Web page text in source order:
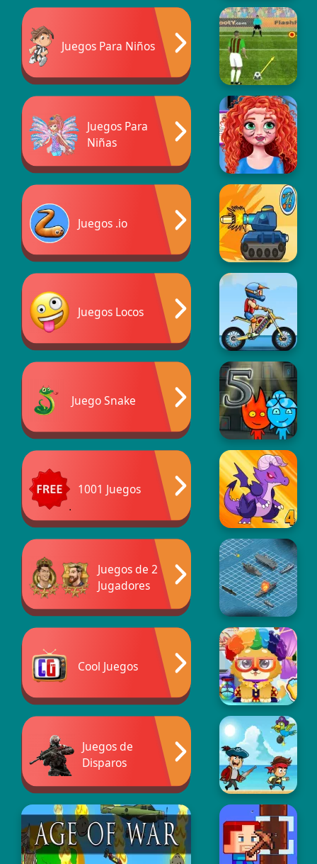
Juegos Para Niños
Juegos Para
Niñas
Juegos .io
Juegos Locos
Juego Snake
1001 Juegos
Juegos de 2
Jugadores
Cool Juegos
Juegos de
Disparos